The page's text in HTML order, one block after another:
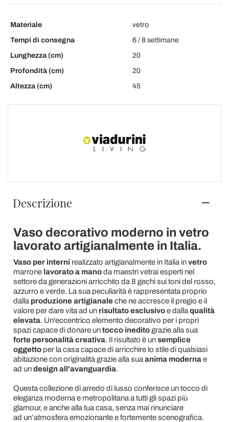
Materiale
vetro
Tempi di consegna
6 / 8 settimane
Lunghezza (cm)
20
Profondità (cm)
20
Altezza (cm)
45
Descrizione
Vaso decorativo moderno in vetro
lavorato artigianalmente in Italia.
Vaso per interni realizzato artigianalmente in Italia invetro
marrone lavorato a manoda maestri vetrai esperti nel
settore da generazioni arricchito da 8 gechi sui toni del rosso,
azzurro e verde. La sua peculiarità è rappresentata proprio
dalla produzione artigianaleche ne accresce il pregio e il
valore per dare vita ad un risultato esclusivoe dalla qualità
elevata. Un'eccentrico elemento decorativo per i propri
spazi capace di donare untocco ineditograzie alla sua
forte personalità creativa. Il risultato è unsemplice
oggetto per la casa capace di arricchire lo stile di qualsiasi
abitazione con originalità grazie alla sua anima modernae
ad undesign all'avanguardia.
Questa collezione di arredo di lusso conferisce un tocco di
eleganza moderna e metropolitana a tutti gli spazi più
glamour, e anche alla tua casa, senza mai rinunciare
ad un’atmosfera emozionante e fortemente scenografica.